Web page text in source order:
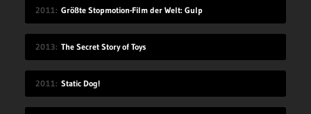
2011 Größte Stopmotion-Film der Welt: Gulp
2013 The Secret Story of Toys
2011 Static Dog!